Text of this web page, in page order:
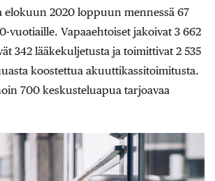
elokuun 2020 loppuun mennessä 67
vuotiaille. Vapaaehtoiset jakoivat 3 662
342 lääkekuljetusta ja toimittivat 2 535
koostettua akuuttikassitoimitusta.
700 keskusteluapua tarjoavaa